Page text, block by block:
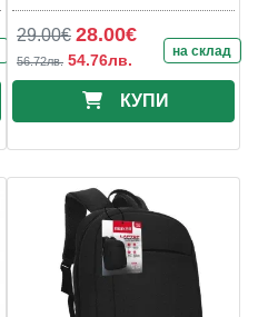
29.00€ 28.00€
56.72лв. 54.76лв. на склад
КУПИ